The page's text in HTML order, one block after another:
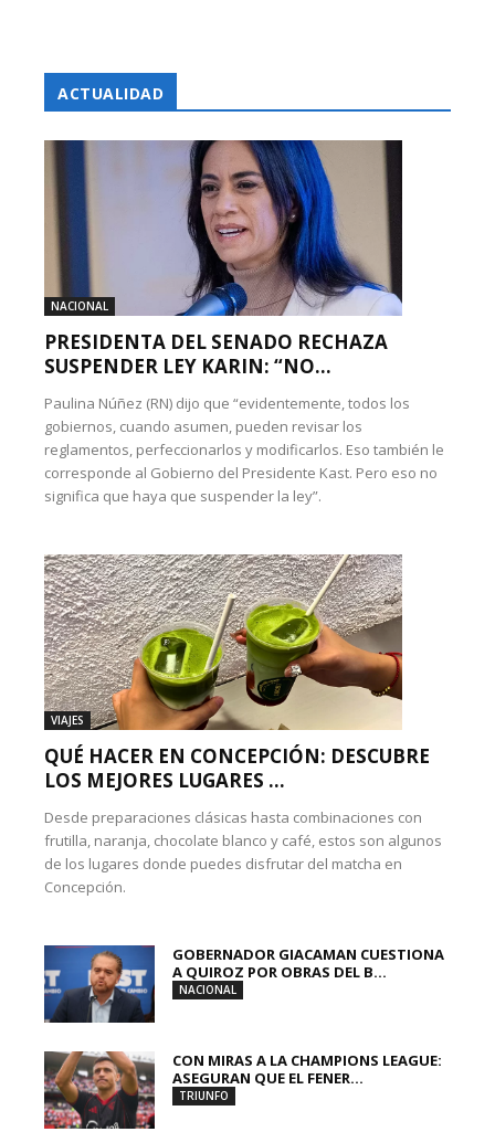
ACTUALIDAD
NACIONAL
PRESIDENTA DEL SENADO RECHAZA
SUSPENDER LEY KARIN: “NO...
Paulina Núñez (RN) dijo que “evidentemente, todos los
gobiernos, cuando asumen, pueden revisar los
reglamentos, perfeccionarlos y modificarlos. Eso también le
corresponde al Gobierno del Presidente Kast. Pero eso no
significa que haya que suspender la ley”.
VIAJES
QUÉ HACER EN CONCEPCIÓN: DESCUBRE
LOS MEJORES LUGARES ...
Desde preparaciones clásicas hasta combinaciones con
frutilla, naranja, chocolate blanco y café, estos son algunos
de los lugares donde puedes disfrutar del matcha en
Concepción.
GOBERNADOR GIACAMAN CUESTIONA
A QUIROZ POR OBRAS DEL B...
NACIONAL
CON MIRAS A LA CHAMPIONS LEAGUE:
ASEGURAN QUE EL FENER...
TRIUNFO